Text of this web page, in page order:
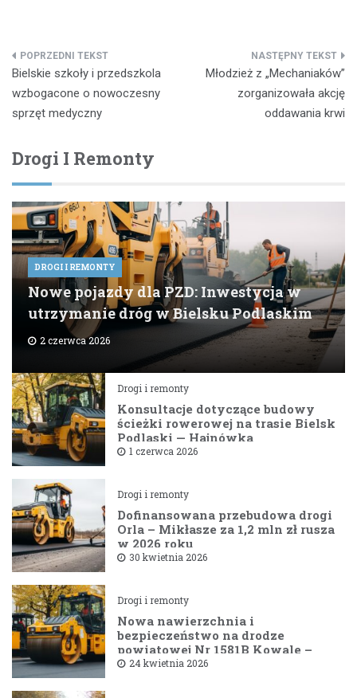
Nawigacja
wpisu
Bielskie szkoły i przedszkola
wzbogacone o nowoczesny
sprzęt medyczny
Młodzież z „Mechaniaków”
zorganizowała akcję
oddawania krwi
Drogi I Remonty
DROGI I REMONTY
Nowe pojazdy dla PZD: Inwestycja w
utrzymanie dróg w Bielsku Podlaskim
2 czerwca 2026
Drogi i remonty
Konsultacje dotyczące budowy
ścieżki rowerowej na trasie Bielsk
Podlaski — Hajnówka
1 czerwca 2026
Drogi i remonty
Dofinansowana przebudowa drogi
Orla – Mikłasze za 1,2 mln zł rusza
w 2026 roku
30 kwietnia 2026
Drogi i remonty
Nowa nawierzchnia i
bezpieczeństwo na drodze
powiatowej Nr 1581B Kowale –
Filipy
24 kwietnia 2026